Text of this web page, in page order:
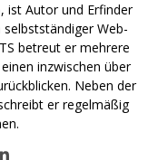
ist Autor und Erfinder
Web-
betreut er mehrere
inzwischen über
Neben der
er regelmäßig